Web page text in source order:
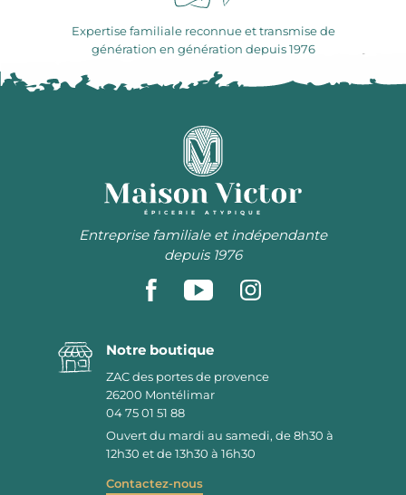
Expertise familiale reconnue et transmise de
génération en génération depuis 1976
ÉPICERIE ATYPIQUE
Entreprise familiale et indépendante
depuis 1976
Notre boutique
ZAC des portes de provence
26200 Montélimar
04 75 01 51 88
Ouvert du mardi au samedi, de 8h30 à
12h30 et de 13h30 à 16h30
Contactez-nous